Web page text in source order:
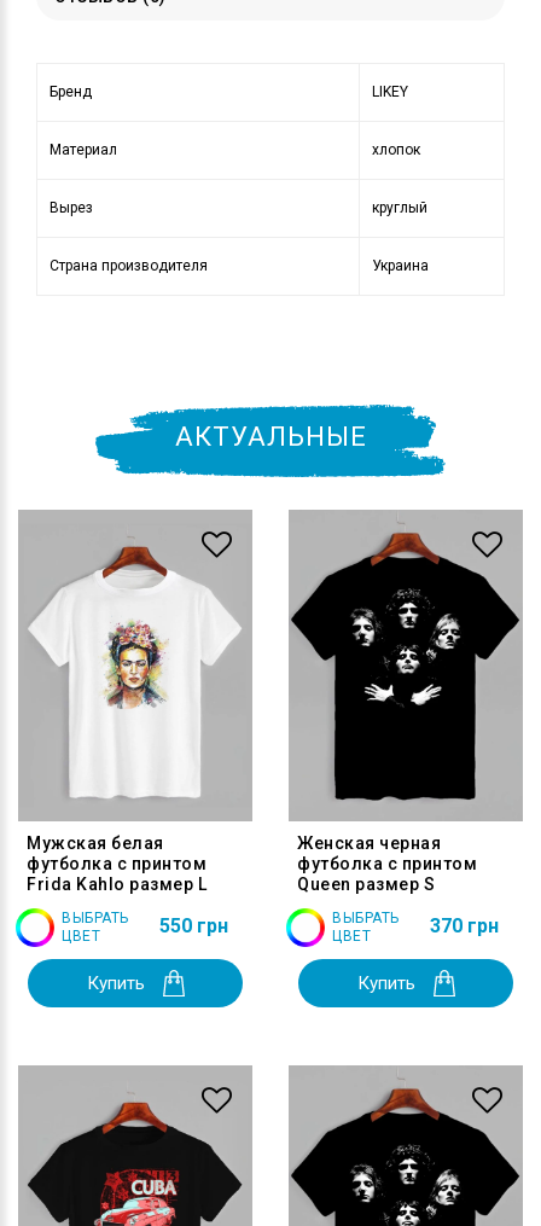
Бренд LIKEY
Материал хлопок
Вырез круглый
Страна производителя Украина
АКТУАЛЬНЫЕ
Мужская белая
футболка с принтом
Frida Kahlo размер L
ВЫБРАТЬ
ЦВЕТ
550 грн
Купить
Женская черная
футболка с принтом
Queen размер S
ВЫБРАТЬ
ЦВЕТ
370 грн
Купить